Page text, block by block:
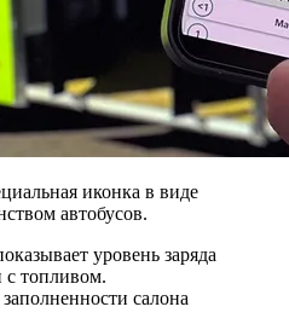
иконка в виде
автобусов.
уровень заряда
с топливом.
салона